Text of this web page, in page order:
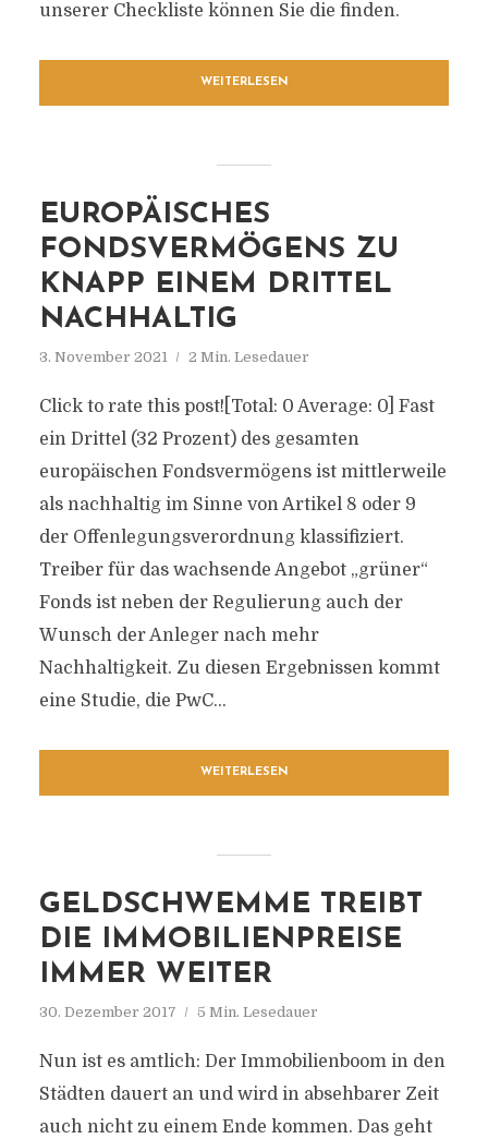
unserer Checkliste können Sie die finden.
WEITERLESEN
EUROPÄISCHES
FONDSVERMÖGENS ZU
KNAPP EINEM DRITTEL
NACHHALTIG
3. November 2021 2 Min. Lesedauer
Click to rate this post![Total: 0 Average: 0] Fast
ein Drittel (32 Prozent) des gesamten
europäischen Fondsvermögens ist mittlerweile
als nachhaltig im Sinne von Artikel 8 oder 9
der Offenlegungsverordnung klassifiziert.
Treiber für das wachsende Angebot „grüner“
Fonds ist neben der Regulierung auch der
Wunsch der Anleger nach mehr
Nachhaltigkeit. Zu diesen Ergebnissen kommt
eine Studie, die PwC...
WEITERLESEN
GELDSCHWEMME TREIBT
DIE IMMOBILIENPREISE
IMMER WEITER
30. Dezember 2017 5 Min. Lesedauer
Nun ist es amtlich: Der Immobilienboom in den
Städten dauert an und wird in absehbarer Zeit
auch nicht zu einem Ende kommen. Das geht